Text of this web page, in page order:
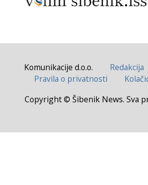
Komunikacije d.o.o. Redakcija
Pravila o privatnosti
Copyright © Šibenik News. Sva